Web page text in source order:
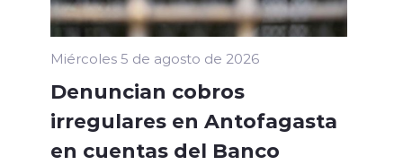
Miércoles 5 de agosto de 2026
Denuncian cobros
irregulares en Antofagasta
en cuentas del Banco